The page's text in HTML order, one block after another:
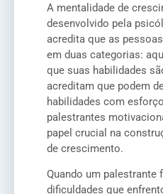
A mentalidade de
desenvolvido pela
acredita que as
em duas categorias:
que suas habilidades
acreditam que podem
habilidades com
palestrantes
papel crucial na
de crescimento.
Quando um palestrante
dificuldades que